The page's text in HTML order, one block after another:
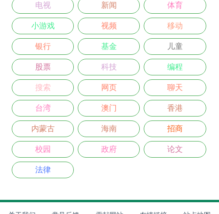
电视 新闻 体育
小游戏 视频 移动
银行 基金 儿童
股票 科技 编程
搜索 网页 聊天
台湾 澳门 香港
内蒙古 海南 招商
校园 政府 论文
法律